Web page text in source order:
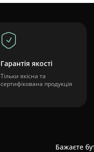
Гарантія якості
Тільки якісна та
сертифікована продукція
Бажаєте